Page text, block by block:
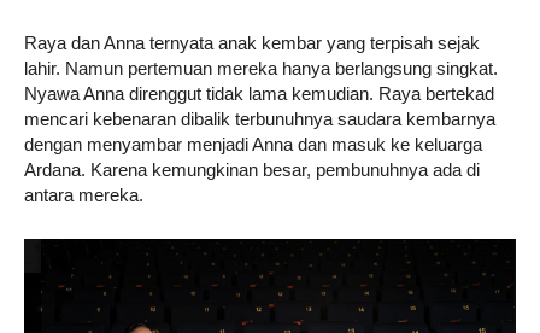
Raya dan Anna ternyata anak kembar yang terpisah sejak
lahir. Namun pertemuan mereka hanya berlangsung singkat.
Nyawa Anna direnggut tidak lama kemudian. Raya bertekad
mencari kebenaran dibalik terbunuhnya saudara kembarnya
dengan menyambar menjadi Anna dan masuk ke keluarga
Ardana. Karena kemungkinan besar, pembunuhnya ada di
antara mereka.